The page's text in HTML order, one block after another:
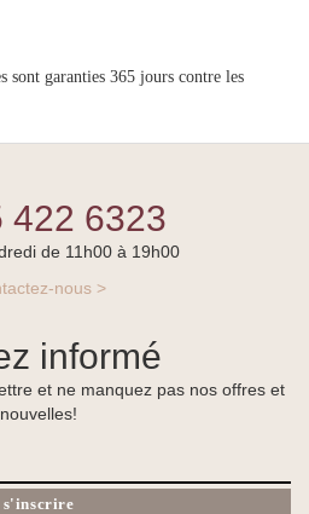
sont garanties 365 jours contre les
422 6323
de 11h00 à 19h00
nous >
informé
et ne manquez pas nos offres et
nouvelles!
s'inscrire